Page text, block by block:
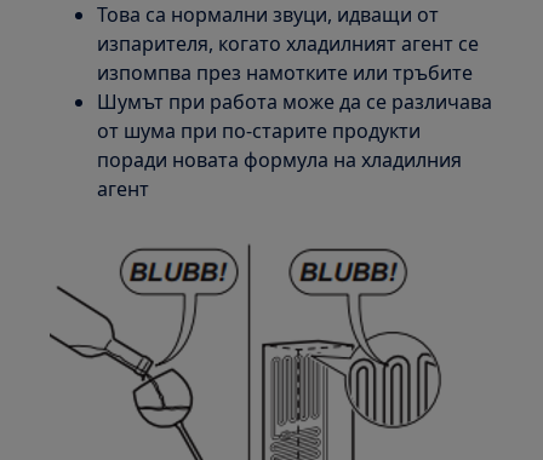
Това са нормални звуци, идващи от
изпарителя, когато хладилният агент се
изпомпва през намотките или тръбите
Шумът при работа може да се различава
от шума при по-старите продукти
поради новата формула на хладилния
агент